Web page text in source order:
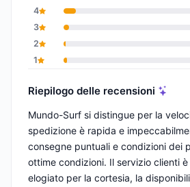
4
3
2
1
Riepilogo delle recensioni
Mundo-Surf si distingue per la
spedizione è rapida e
consegne puntuali e condizioni dei
ottime condizioni. Il servizio clienti
elogiato per la cortesia, la